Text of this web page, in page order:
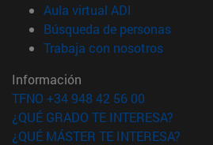
Aula virtual ADI
Búsqueda de personas(abre
Trabaja con nosotros(abre en
Información
TFNO +34 948 42 56 00
¿QUÉ GRADO TE INTERESA?
¿QUÉ MÁSTER TE INTERESA?